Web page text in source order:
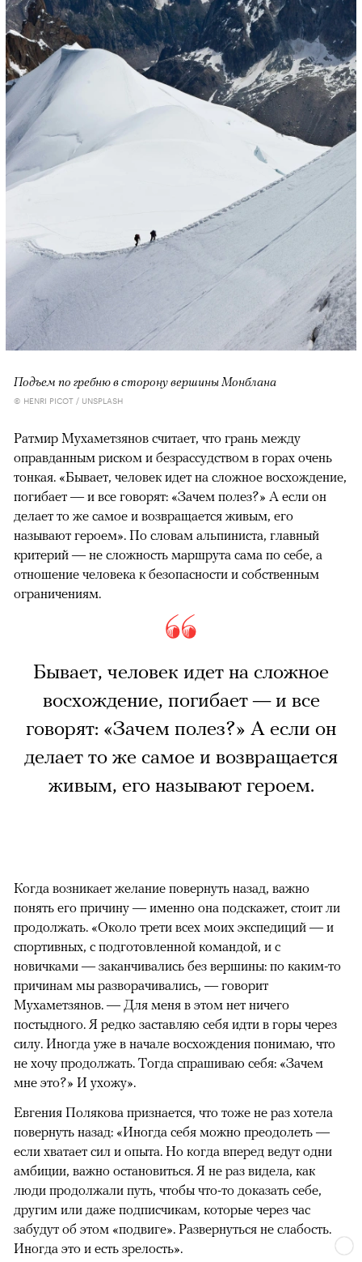
Подъем по гребню в сторону вершины Монблана
© HENRI PICOT / UNSPLASH
Ратмир Мухаметзянов считает, что грань между
оправданным риском и безрассудством в горах очень
тонкая. «Бывает, человек идет на сложное восхождение,
погибает — и все говорят: «Зачем полез?» А если он
делает то же самое и возвращается живым, его
называют героем». По словам альпиниста, главный
критерий — не сложность маршрута сама по себе, а
отношение человека к безопасности и собственным
ограничениям.
Бывает, человек идет на сложное
восхождение, погибает — и все
говорят: «Зачем полез?» А если он
делает то же самое и возвращается
живым, его называют героем.
Когда возникает желание повернуть назад, важно
понять его причину — именно она подскажет, стоит ли
продолжать. «Около трети всех моих экспедиций — и
спортивных, с подготовленной командой, и с
новичками — заканчивались без вершины: по каким-то
причинам мы разворачивались, — говорит
Мухаметзянов. — Для меня в этом нет ничего
постыдного. Я редко заставляю себя идти в горы через
силу. Иногда уже в начале восхождения понимаю, что
не хочу продолжать. Тогда спрашиваю себя: «Зачем
мне это?» И ухожу».
Евгения Полякова признается, что тоже не раз хотела
повернуть назад: «Иногда себя можно преодолеть —
если хватает сил и опыта. Но когда вперед ведут одни
амбиции, важно остановиться. Я не раз видела, как
люди продолжали путь, чтобы что-то доказать себе,
другим или даже подписчикам, которые через час
забудут об этом «подвиге». Развернуться не слабость.
Иногда это и есть зрелость».